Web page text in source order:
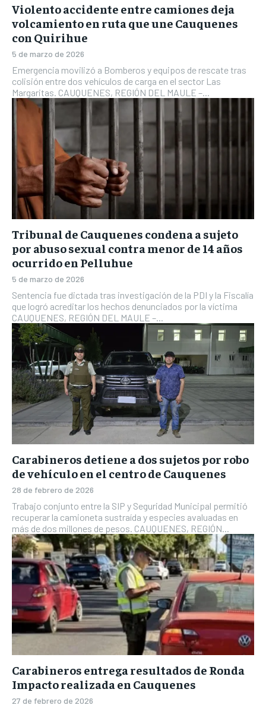
Violento accidente entre camiones deja
volcamiento en ruta que une Cauquenes
con Quirihue
5 de marzo de 2026
Emergencia movilizó a Bomberos y equipos de rescate tras
colisión entre dos vehículos de carga en el sector Las
Margaritas. CAUQUENES, REGIÓN DEL MAULE –...
Tribunal de Cauquenes condena a sujeto
por abuso sexual contra menor de 14 años
ocurrido en Pelluhue
5 de marzo de 2026
Sentencia fue dictada tras investigación de la PDI y la Fiscalía
que logró acreditar los hechos denunciados por la víctima
CAUQUENES, REGIÓN DEL MAULE –...
Carabineros detiene a dos sujetos por robo
de vehículo en el centro de Cauquenes
28 de febrero de 2026
Trabajo conjunto entre la SIP y Seguridad Municipal permitió
recuperar la camioneta sustraída y especies avaluadas en
más de dos millones de pesos. CAUQUENES, REGIÓN...
Carabineros entrega resultados de Ronda
Impacto realizada en Cauquenes
27 de febrero de 2026